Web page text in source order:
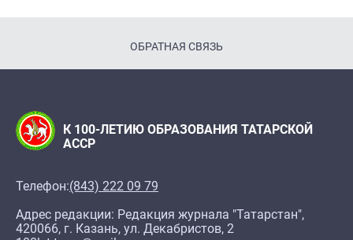
ОБРАТНАЯ СВЯЗЬ
К 100-ЛЕТИЮ ОБРАЗОВАНИЯ ТАТАРСКОЙ
АССР
Телефон:(843) 222 09 79
Адрес редакции: Редакция журнала "Татарстан",
420066, г. Казань, ул. Декабристов, 2